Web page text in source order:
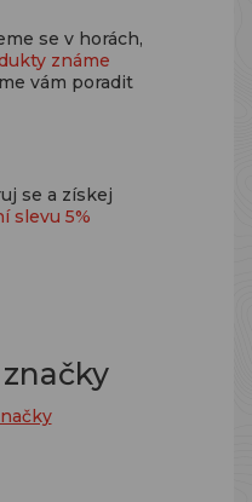
se v horách,
známe
vám poradit
se a získej
slevu 5%